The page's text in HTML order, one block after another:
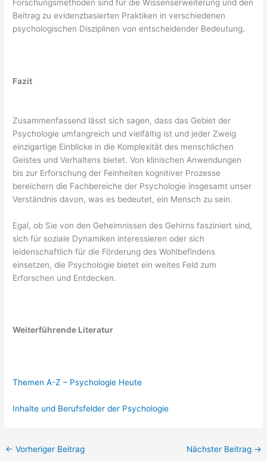
Forschungsmethoden sind für die Wissenserweiterung und den
Beitrag zu evidenzbasierten Praktiken in verschiedenen
psychologischen Disziplinen von entscheidender Bedeutung.
Fazit
Zusammenfassend lässt sich sagen, dass das Gebiet der
Psychologie umfangreich und vielfältig ist und jeder Zweig
einzigartige Einblicke in die Komplexität des menschlichen
Geistes und Verhaltens bietet. Von klinischen Anwendungen
bis zur Erforschung der Feinheiten kognitiver Prozesse
bereichern die Fachbereiche der Psychologie insgesamt unser
Verständnis davon, was es bedeutet, ein Mensch zu sein.
Egal, ob Sie von den Geheimnissen des Gehirns fasziniert sind,
sich für soziale Dynamiken interessieren oder sich
leidenschaftlich für die Förderung des Wohlbefindens
einsetzen, die Psychologie bietet ein weites Feld zum
Erforschen und Entdecken.
Weiterführende Literatur
Themen A-Z – Psychologie Heute
Inhalte und Berufsfelder der Psychologie
← Vorheriger Beitrag Nächster Beitrag →